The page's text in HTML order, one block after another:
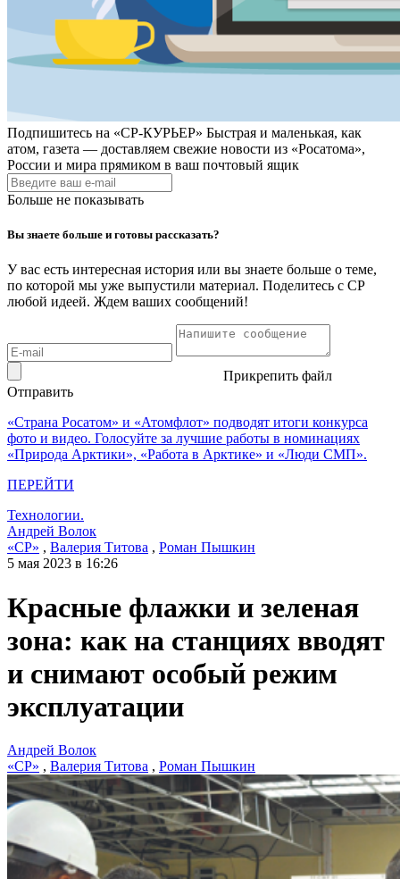
Подпишитесь на «СР-КУРЬЕР» Быстрая и маленькая, как
атом, газета — доставляем свежие новости из «Росатома»,
России и мира прямиком в ваш почтовый ящик
Больше не показывать
Вы знаете больше и готовы рассказать?
У вас есть интересная история или вы знаете больше о теме,
по которой мы уже выпустили материал. Поделитесь с СР
любой идеей. Ждем ваших сообщений!
Прикрепить файл
Отправить
«Страна Росатом» и «Атомфлот» подводят итоги конкурса
фото и видео. Голосуйте за лучшие работы в номинациях
«Природа Арктики», «Работа в Арктике» и «Люди СМП».
ПЕРЕЙТИ
Технологии.
Андрей Волок
«СР» , Валерия Титова , Роман Пышкин
5 мая 2023 в 16:26
Красные флажки и зеленая
зона: как на станциях вводят
и снимают особый режим
эксплуатации
Андрей Волок
«СР» , Валерия Титова , Роман Пышкин